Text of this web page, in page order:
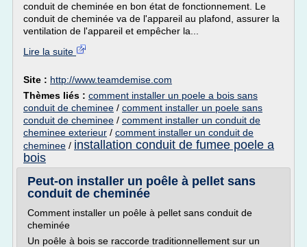
conduit de cheminée en bon état de fonctionnement. Le
conduit de cheminée va de l'appareil au plafond, assurer la
ventilation de l'appareil et empêcher la...
Lire la suite
Site : http://www.teamdemise.com
Thèmes liés : comment installer un poele a bois sans
conduit de cheminee / comment installer un poele sans
conduit de cheminee / comment installer un conduit de
cheminee exterieur / comment installer un conduit de
cheminee / installation conduit de fumee poele a
bois
Peut-on installer un poêle à pellet sans
conduit de cheminée
Comment installer un poêle à pellet sans conduit de
cheminée
Un poêle à bois se raccorde traditionnellement sur un